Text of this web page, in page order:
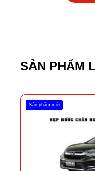
SẢN PHẨM
Sản phẩm mới